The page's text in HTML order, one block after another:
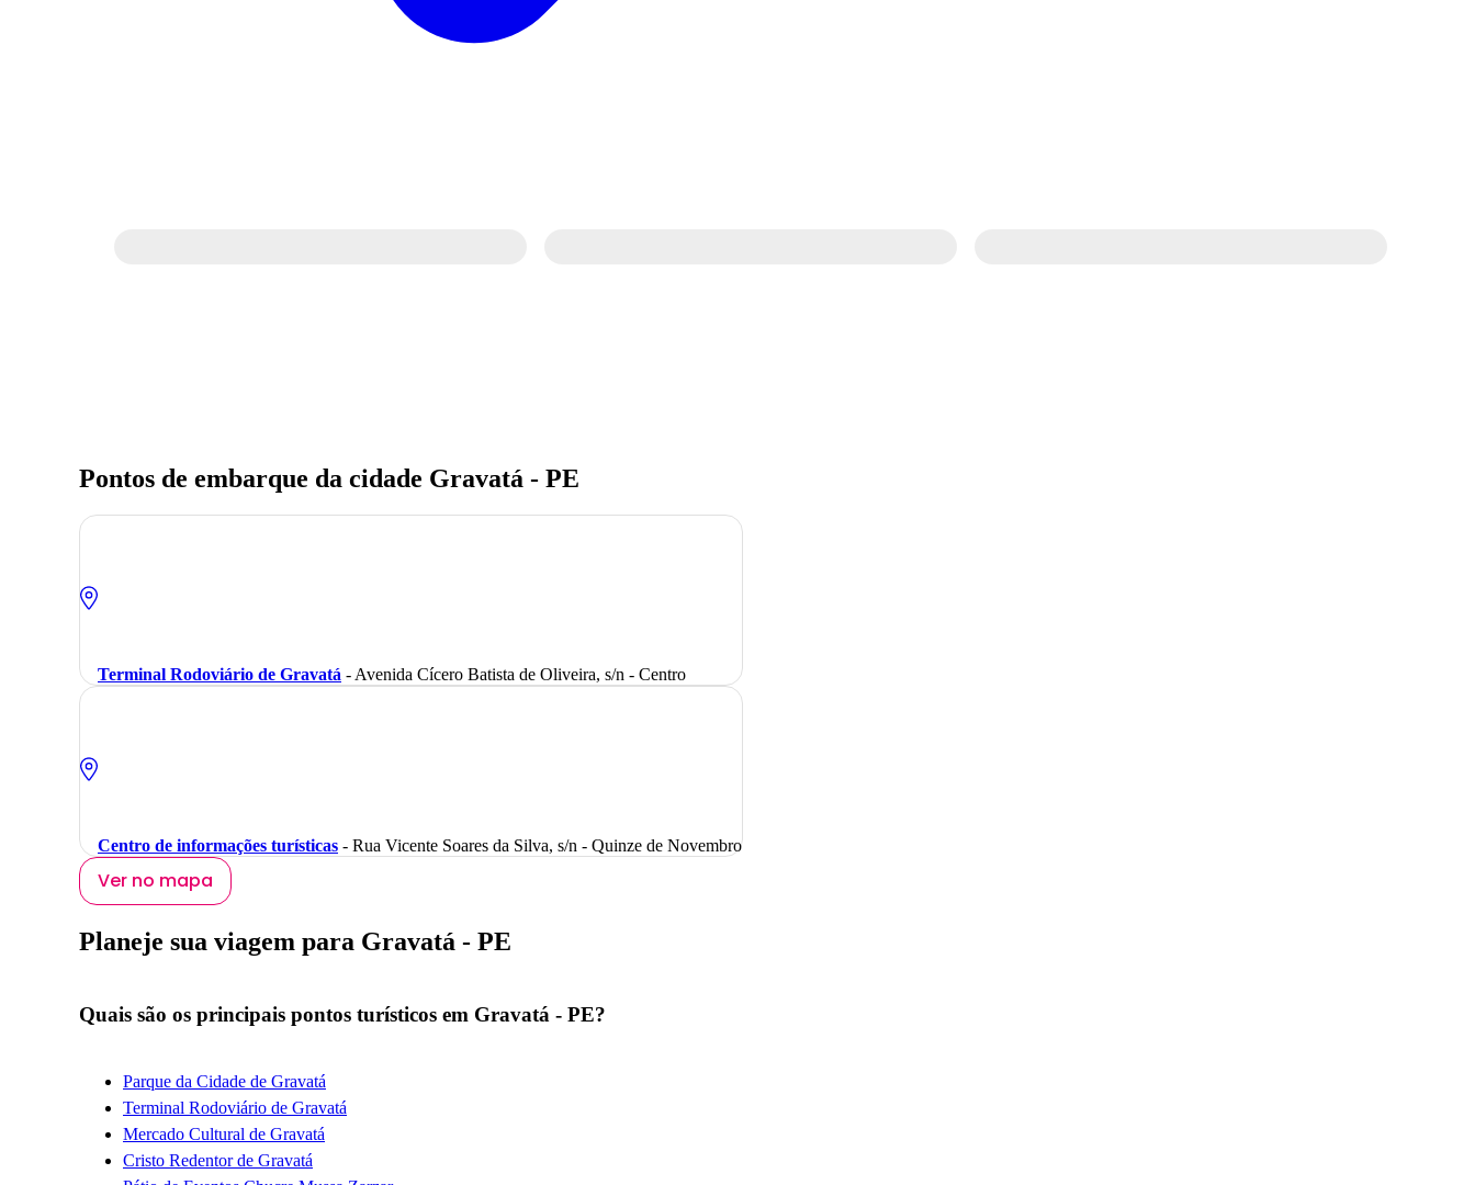
Pontos de embarque da cidade Gravatá - PE
Terminal Rodoviário de Gravatá - Avenida Cícero Batista de Oliveira, s/n - Centro
Centro de informações turísticas - Rua Vicente Soares da Silva, s/n - Quinze de Novembro
Ver no mapa
Planeje sua viagem para Gravatá - PE
Quais são os principais pontos turísticos em Gravatá - PE?
Parque da Cidade de Gravatá
Terminal Rodoviário de Gravatá
Mercado Cultural de Gravatá
Cristo Redentor de Gravatá